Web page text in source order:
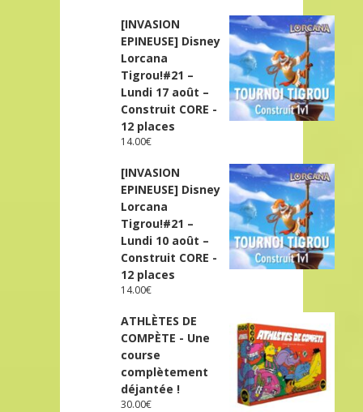
[INVASION
EPINEUSE] Disney
Lorcana
Tigrou!#21 –
Lundi 17 août –
Construit CORE -
12 places
14.00€
[INVASION
EPINEUSE] Disney
Lorcana
Tigrou!#21 –
Lundi 10 août –
Construit CORE -
12 places
14.00€
ATHLÈTES DE
COMPÈTE - Une
course
complètement
déjantée !
30.00€